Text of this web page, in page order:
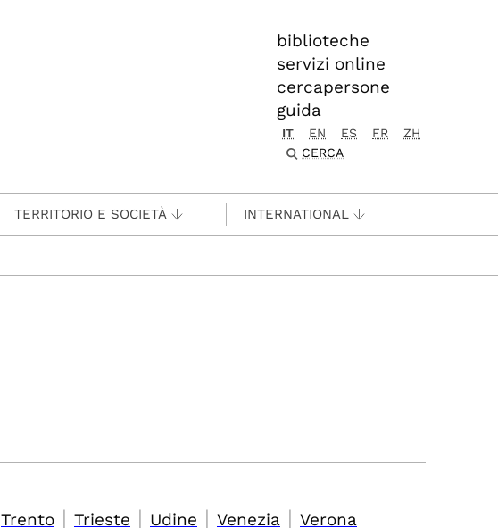
biblioteche
servizi online
cercapersone
guida
IT EN ES FR
ZH
CERCA
TERRITORIO E SOCIETÀ INTERNATIONAL
Trento | Trieste | Udine | Venezia | Verona